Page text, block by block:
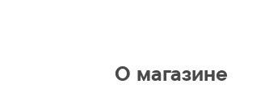
О магазине